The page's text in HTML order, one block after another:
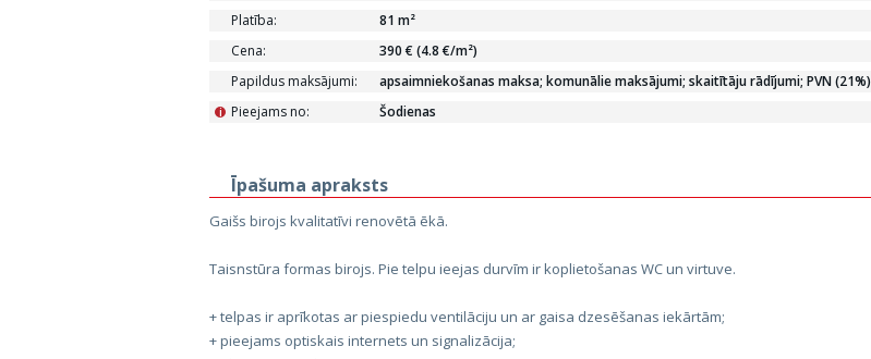
Platība:
81 m²
Cena:
390 € (4.8 €/m²)
Papildus maksājumi:
apsaimniekošanas maksa; komunālie maksājumi; skaitītāju rādījumi; PVN (21%)
Pieejams no:
i Šodienas
Īpašuma apraksts
Gaišs birojs kvalitatīvi renovētā ēkā.
Taisnstūra formas birojs. Pie telpu ieejas durvīm ir koplietošanas WC un virtuve.
+ telpas ir aprīkotas ar piespiedu ventilāciju un ar gaisa dzesēšanas iekārtām;
+ pieejams optiskais internets un signalizācija;